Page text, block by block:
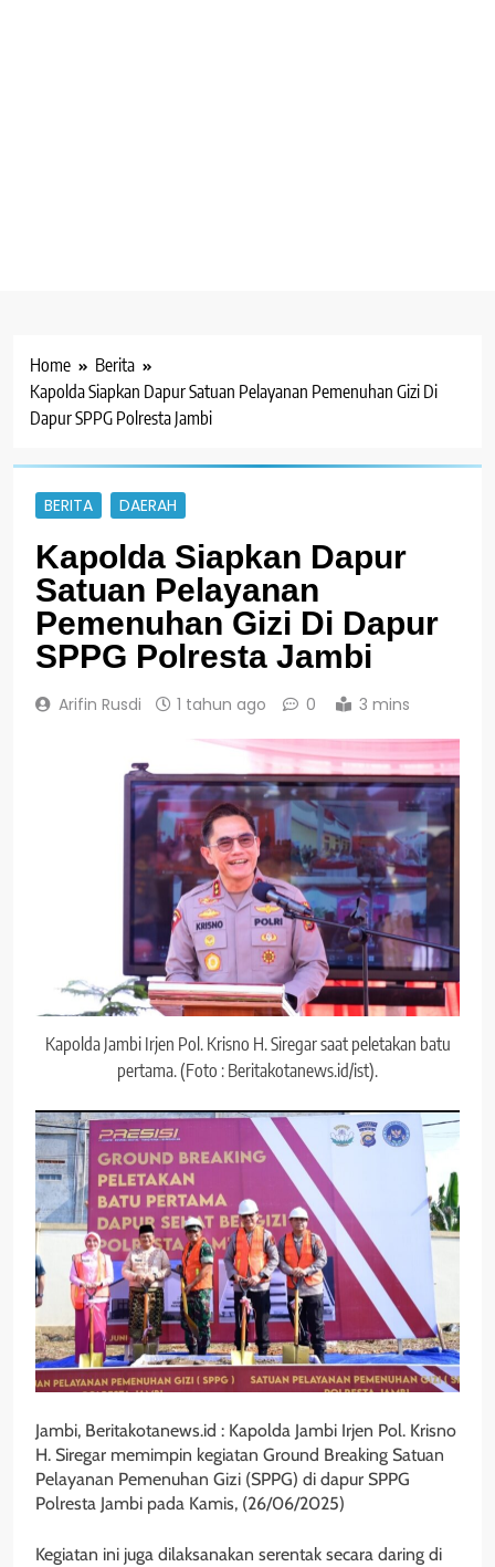
Home
Berita
Kapolda Siapkan Dapur Satuan Pelayanan Pemenuhan Gizi Di
Dapur SPPG Polresta Jambi
BERITA DAERAH
Kapolda Siapkan Dapur
Satuan Pelayanan
Pemenuhan Gizi Di Dapur
SPPG Polresta Jambi
Arifin Rusdi 1 tahun ago 0 3 mins
Kapolda Jambi Irjen Pol. Krisno H. Siregar saat peletakan batu
pertama. (Foto : Beritakotanews.id/ist).
Jambi, Beritakotanews.id : Kapolda Jambi Irjen Pol. Krisno
H. Siregar memimpin kegiatan Ground Breaking Satuan
Pelayanan Pemenuhan Gizi (SPPG) di dapur SPPG
Polresta Jambi pada Kamis, (26/06/2025)
Kegiatan ini juga dilaksanakan serentak secara daring di